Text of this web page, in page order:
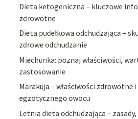
Dieta ketogeniczna – kluczowe
zdrowotne
Dieta pudełkowa odchudzająca –
zdrowe odchudzanie
Miechunka: poznaj właściwości,
zastosowanie
Marakuja – właściwości zdrowotne
egzotycznego owocu
Letnia dieta odchudzająca –